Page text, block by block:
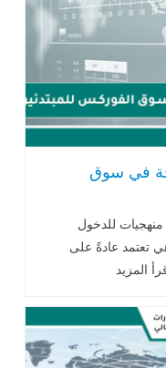
في سوق
منهجيات للدخول
تعتمد عادةً على
المزيد